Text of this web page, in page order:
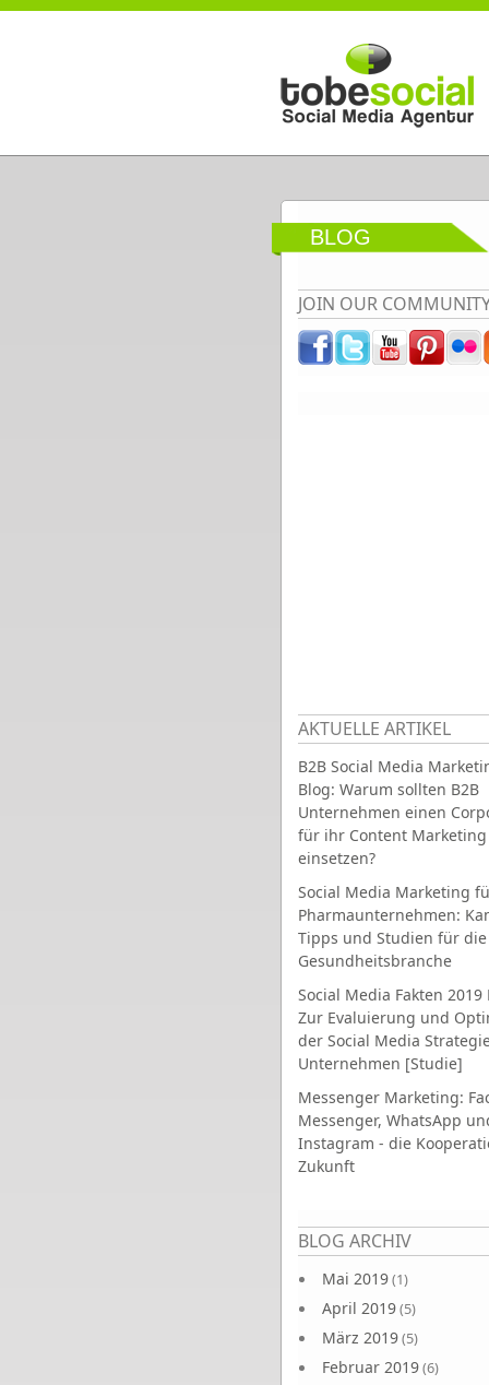
Direkt zum Inhalt
BLOG
JOIN OUR
AKTUELLE ARTIKEL
B2B Social Media
Blog: Warum sollten B2B
Unternehmen einen
für ihr Content Marketing
einsetzen?
Social Media Marketing
Pharmaunternehmen:
Tipps und Studien für die
Gesundheitsbranche
Social Media Fakten 2019
Zur Evaluierung und
der Social Media
Unternehmen [Studie]
Messenger Marketing:
Messenger, WhatsApp
Instagram - die
Zukunft
BLOG ARCHIV
Mai 2019(1)
April 2019(5)
März 2019(5)
Februar 2019(6)
Seiten